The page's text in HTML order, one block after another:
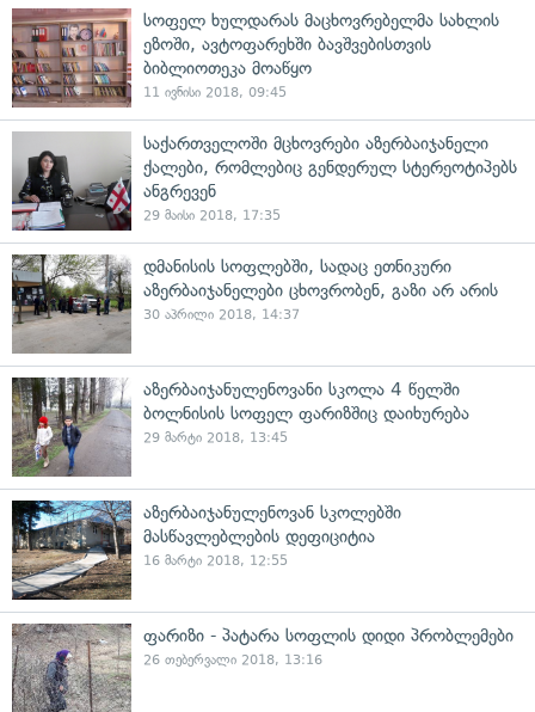
სოფელ ხულდარას მაცხოვრებელმა სახლის
ეზოში, ავტოფარეხში ბავშვებისთვის
ბიბლიოთეკა მოაწყო
11 ივნისი 2018, 09:45
საქართველოში მცხოვრები აზერბაიჯანელი
ქალები, რომლებიც გენდერულ სტერეოტიპებს
ანგრევენ
29 მაისი 2018, 17:35
დმანისის სოფლებში, სადაც ეთნიკური
აზერბაიჯანელები ცხოვრობენ, გაზი არ არის
30 აპრილი 2018, 14:37
აზერბაიჯანულენოვანი სკოლა 4 წელში
ბოლნისის სოფელ ფარიზშიც დაიხურება
29 მარტი 2018, 13:45
აზერბაიჯანულენოვან სკოლებში
მასწავლებლების დეფიციტია
16 მარტი 2018, 12:55
ფარიზი - პატარა სოფლის დიდი პრობლემები
26 თებერვალი 2018, 13:16